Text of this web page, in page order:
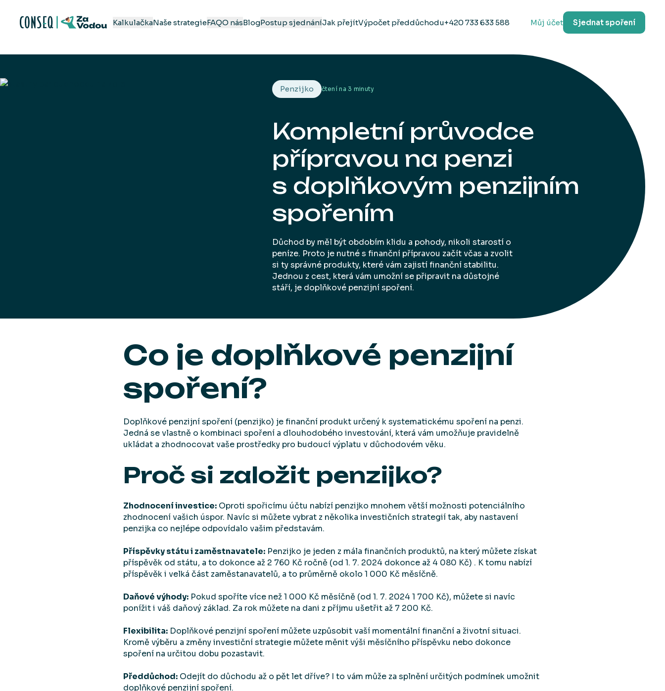
KalkulačkaNaše strategieFAQO násBlogPostup sjednáníJak přejítVýpočet předdůchodu+420 733 633 588 Můj účet Sjednat spoření
Penzijko čtení na 3 minuty
Kompletní průvodce
přípravou na penzi
s doplňkovým penzijním
spořením
Důchod by měl být obdobím klidu a pohody, nikoli starostí o
peníze. Proto je nutné s finanční přípravou začít včas a zvolit
si ty správné produkty, které vám zajistí finanční stabilitu.
Jednou z cest, která vám umožní se připravit na důstojné
stáří, je doplňkové penzijní spoření.
Co je doplňkové penzijní
spoření?
Doplňkové penzijní spoření (penzijko) je finanční produkt určený k systematickému spoření na penzi.
Jedná se vlastně o kombinaci spoření a dlouhodobého investování, která vám umožňuje pravidelně
ukládat a zhodnocovat vaše prostředky pro budoucí výplatu v důchodovém věku.
Proč si založit penzijko?
Zhodnocení investice:Oproti spořicímu účtu nabízí penzijko mnohem větší možnosti potenciálního
zhodnocení vašich úspor. Navíc si můžete vybrat z několika investičních strategií tak, aby nastavení
penzijka co nejlépe odpovídalo vašim představám.
Příspěvky státu i zaměstnavatele:Penzijko je jeden z mála finančních produktů, na který můžete získat
příspěvěk od státu, a to dokonce až 2 760 Kč ročně (od 1. 7. 2024 dokonce až 4 080 Kč) . K tomu nabízí
příspěvěk i velká část zaměstanavatelů, a to průměrně okolo 1 000 Kč měsíčně.
Daňové výhody:Pokud spoříte více než 1 000 Kč měsíčně (od 1. 7. 2024 1 700 Kč), můžete si navíc
ponížit i váš daňový základ. Za rok můžete na dani z příjmu ušetřit až 7 200 Kč.
Flexibilita:Doplňkové penzijní spoření můžete uzpůsobit vaší momentální finanční a životní situaci.
Kromě výběru a změny investiční strategie můžete měnit výši měsíčního příspěvku nebo dokonce
spoření na určitou dobu pozastavit.
Předdůchod:Odejít do důchodu až o pět let dříve? I to vám může za splnění určitých podmínek umožnit
doplňkové penzijní spoření.